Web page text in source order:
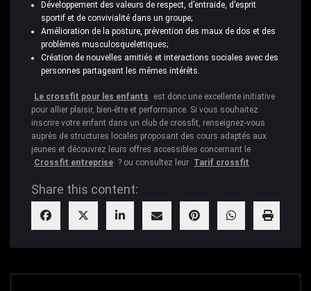
Développement des valeurs de respect, d’entraide, d’esprit
sportif et de convivialité dans un groupe;
Amélioration de la posture, prévention des maux de dos et des
problèmes musculosquelettiques;
Création de nouvelles amitiés et interactions sociales avec des
personnes partageant les mêmes intérêts.
Le crossfit pour les enfants
est donc une excellente initiative
pour allier plaisir, bien-être et performance. Si vous souhaitez
inscrire votre enfant dans un club de crossfit, renseignez-vous
auprès de structures locales proposant des cours adaptés aux
jeunes et découvrez leurs offres accessibles concernant le
Crossfit entreprise ? ou consultez leur Tarif crossfit .
Share this content: